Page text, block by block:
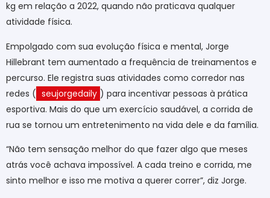
kg em relação a 2022, quando não praticava qualquer
atividade física.
Empolgado com sua evolução física e mental, Jorge
Hillebrant tem aumentado a frequência de treinamentos e
percurso. Ele registra suas atividades como corredor nas
redes ( seujorgedaily ) para incentivar pessoas à prática
esportiva. Mais do que um exercício saudável, a corrida de
rua se tornou um entretenimento na vida dele e da família.
“Não tem sensação melhor do que fazer algo que meses
atrás você achava impossível. A cada treino e corrida, me
sinto melhor e isso me motiva a querer correr”, diz Jorge.